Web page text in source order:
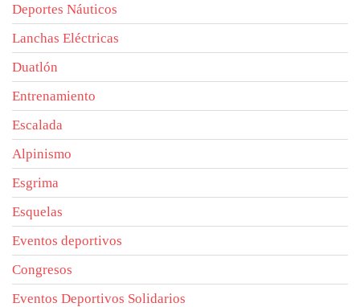
Deportes Náuticos
Lanchas Eléctricas
Duatlón
Entrenamiento
Escalada
Alpinismo
Esgrima
Esquelas
Eventos deportivos
Congresos
Eventos Deportivos Solidarios